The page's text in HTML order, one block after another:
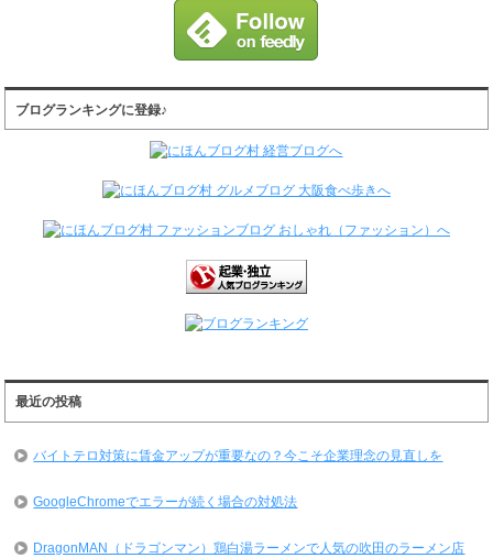
ブログランキングに登録♪
最近の投稿
バイトテロ対策に賃金アップが重要なの？今こそ企業理念の見直しを
GoogleChromeでエラーが続く場合の対処法
DragonMAN（ドラゴンマン）鶏白湯ラーメンで人気の吹田のラーメン店